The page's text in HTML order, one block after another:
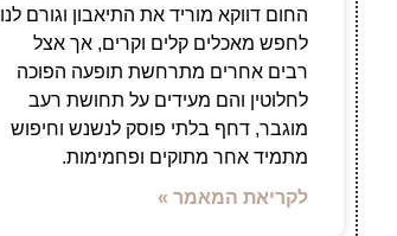
החום דווקא מוריד את התיאבון וגורם לנו
לחפש מאכלים קלים וקרים, אך אצל
רבים אחרים מתרחשת תופעה הפוכה
לחלוטין והם מעידים על תחושת רעב
מוגבר, דחף בלתי פוסק לנשנש וחיפוש
מתמיד אחר מתוקים ופחמימות.
לקריאת המאמר »